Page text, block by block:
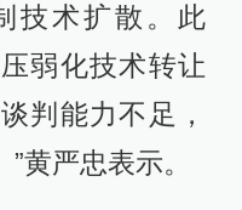
技术扩散。此
弱化技术转让
判能力不足，
黄严忠表示。